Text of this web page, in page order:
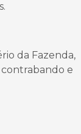
da Fazenda,
e